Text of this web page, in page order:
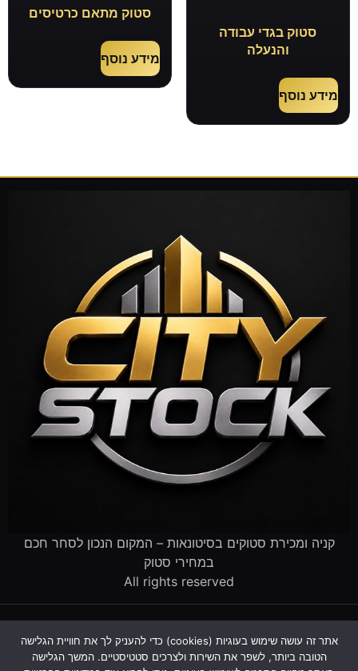
סטוק בגדי עבודה
והנעלה
מידע נוסף
סטוק מתאם כרטיסים
מידע נוסף
קניה ומכירת סטוקים בסיטונאות – המקום הנכון לסחר חכם
במחירי סטוק
All rights reserved
פינוי עסק שנסגרמדריך סטוקים שאלות ותשובות אודות
צור קשר
אתר זה עושה שימוש בעוגיות (cookies) כדי להעניק לך את חוויית הגלישה
הטובה ביותר, לשפר את השירות ולצרכים סטטיסטיים. המשך הגלישה